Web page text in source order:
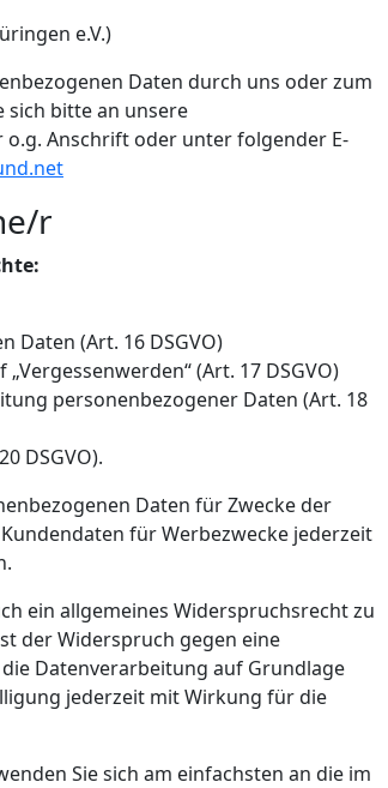
e.V.)
Daten durch uns oder zum
sich bitte an unsere
Anschrift oder unter folgender E-
r
Daten (Art. 16 DSGVO)
(Art. 17 DSGVO)
personenbezogener Daten (Art. 18
DSGVO).
Daten für Zwecke der
für Werbezwecke jederzeit
ein allgemeines Widerspruchsrecht zu
der Widerspruch gegen eine
Datenverarbeitung auf Grundlage
jederzeit mit Wirkung für die
Sie sich am einfachsten an die im